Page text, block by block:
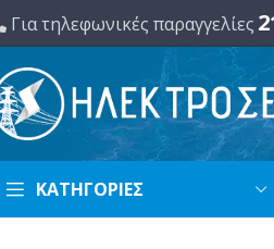
Για τηλεφωνικές παραγγελίες
ΚΑΤΗΓΟΡΙΕΣ